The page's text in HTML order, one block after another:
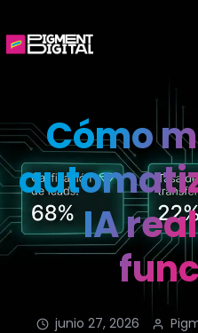
Cómo
IA
junio 27, 2026